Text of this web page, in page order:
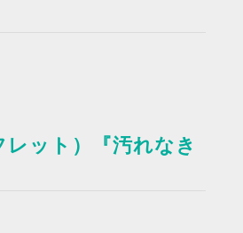
レット）『汚れなき